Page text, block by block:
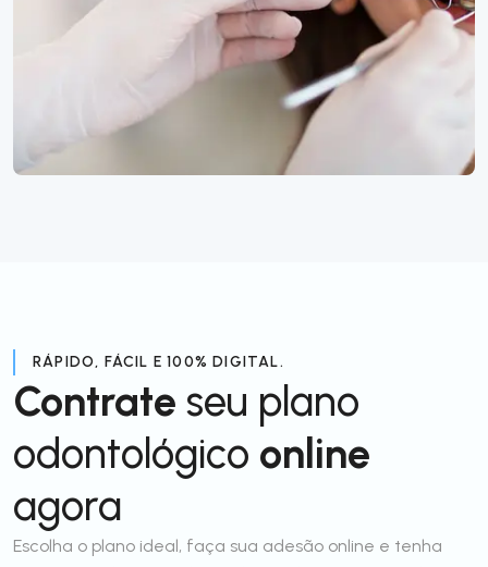
RÁPIDO, FÁCIL E 100% DIGITAL.
Contrate seu plano
odontológico online
agora
Escolha o plano ideal, faça sua adesão online e tenha